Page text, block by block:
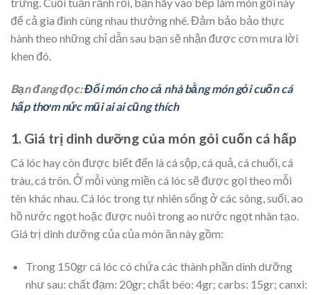
để cả gia đình cùng nhau thưởng nhé. Đảm bảo bảo thực
hành theo những chỉ dẫn sau bạn sẽ nhận được cơn mưa lời
khen đó.
Bạn đang đọc:Đổi món cho cả nhà bằng món gỏi cuốn cá
hấp thơm nức mũi ai ai cũng thích
1. Giá trị dinh dưỡng của món gỏi cuốn cá hấp
Cá lóc hay còn được biết đến là cá sộp, cá quả, cá chuối, cá
tràu, cá trõn. Ở mỗi vùng miền cá lóc sẽ được gọi theo mỗi
tên khác nhau. Cá lóc trong tự nhiên sống ở các sông, suối, ao
hồ nước ngọt hoặc được nuôi trong ao nước ngọt nhân tạo.
Giá trị dinh dưỡng của của món ăn này gồm:
Trong 150gr cá lóc có chứa các thành phần dinh dưỡng
như sau: chất đạm: 20gr; chất béo: 4gr; carbs: 15gr; canxi: